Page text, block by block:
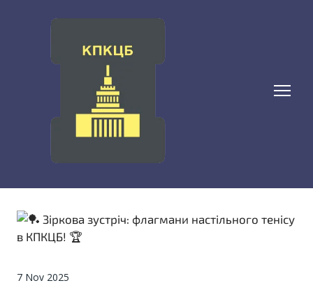
7 Nov 2025